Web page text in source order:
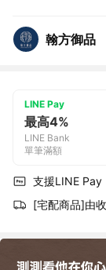
翰方御品
LINE Pay
最高4%
LINE Bank
單筆滿額
支援LINE Pay
[宅配商品]由